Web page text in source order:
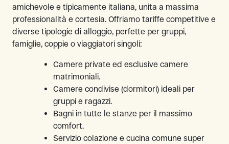
amichevole e tipicamente italiana, unita a massima
professionalità e cortesia. Offriamo tariffe competitive e
diverse tipologie di alloggio, perfette per gruppi,
famiglie, coppie o viaggiatori singoli:
Camere private ed esclusive camere
matrimoniali.
Camere condivise (dormitori) ideali per
gruppi e ragazzi.
Bagni in tutte le stanze per il massimo
comfort.
Servizio colazione e cucina comune super